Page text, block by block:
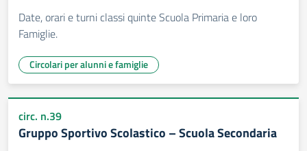
Date, orari e turni classi quinte Scuola Primaria e loro
Famiglie.
Circolari per alunni e famiglie
circ. n.39
Gruppo Sportivo Scolastico – Scuola Secondaria